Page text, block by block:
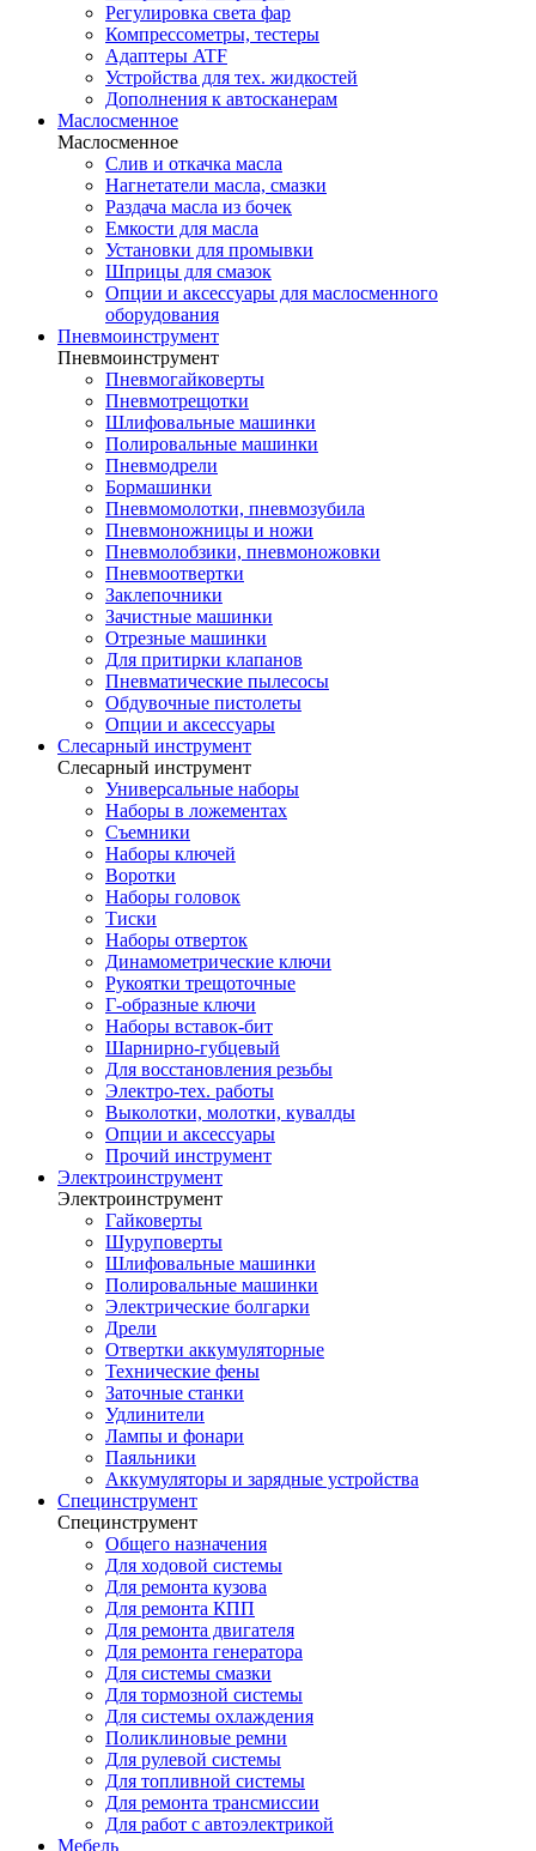
Регулировка света фар
Компрессометры, тестеры
Адаптеры ATF
Устройства для тех. жидкостей
Дополнения к автосканерам
Маслосменное
Маслосменное
Слив и откачка масла
Нагнетатели масла, смазки
Раздача масла из бочек
Емкости для масла
Установки для промывки
Шприцы для смазок
Опции и аксессуары для маслосменного
оборудования
Пневмоинструмент
Пневмоинструмент
Пневмогайковерты
Пневмотрещотки
Шлифовальные машинки
Полировальные машинки
Пневмодрели
Бормашинки
Пневмомолотки, пневмозубила
Пневмоножницы и ножи
Пневмолобзики, пневмоножовки
Пневмоотвертки
Заклепочники
Зачистные машинки
Отрезные машинки
Для притирки клапанов
Пневматические пылесосы
Обдувочные пистолеты
Опции и аксессуары
Слесарный инструмент
Слесарный инструмент
Универсальные наборы
Наборы в ложементах
Съемники
Наборы ключей
Воротки
Наборы головок
Тиски
Наборы отверток
Динамометрические ключи
Рукоятки трещоточные
Г-образные ключи
Наборы вставок-бит
Шарнирно-губцевый
Для восстановления резьбы
Электро-тех. работы
Выколотки, молотки, кувалды
Опции и аксессуары
Прочий инструмент
Электроинструмент
Электроинструмент
Гайковерты
Шуруповерты
Шлифовальные машинки
Полировальные машинки
Электрические болгарки
Дрели
Отвертки аккумуляторные
Технические фены
Заточные станки
Удлинители
Лампы и фонари
Паяльники
Аккумуляторы и зарядные устройства
Специнструмент
Специнструмент
Общего назначения
Для ходовой системы
Для ремонта кузова
Для ремонта КПП
Для ремонта двигателя
Для ремонта генератора
Для системы смазки
Для тормозной системы
Для системы охлаждения
Поликлиновые ремни
Для рулевой системы
Для топливной системы
Для ремонта трансмиссии
Для работ с автоэлектрикой
Мебель